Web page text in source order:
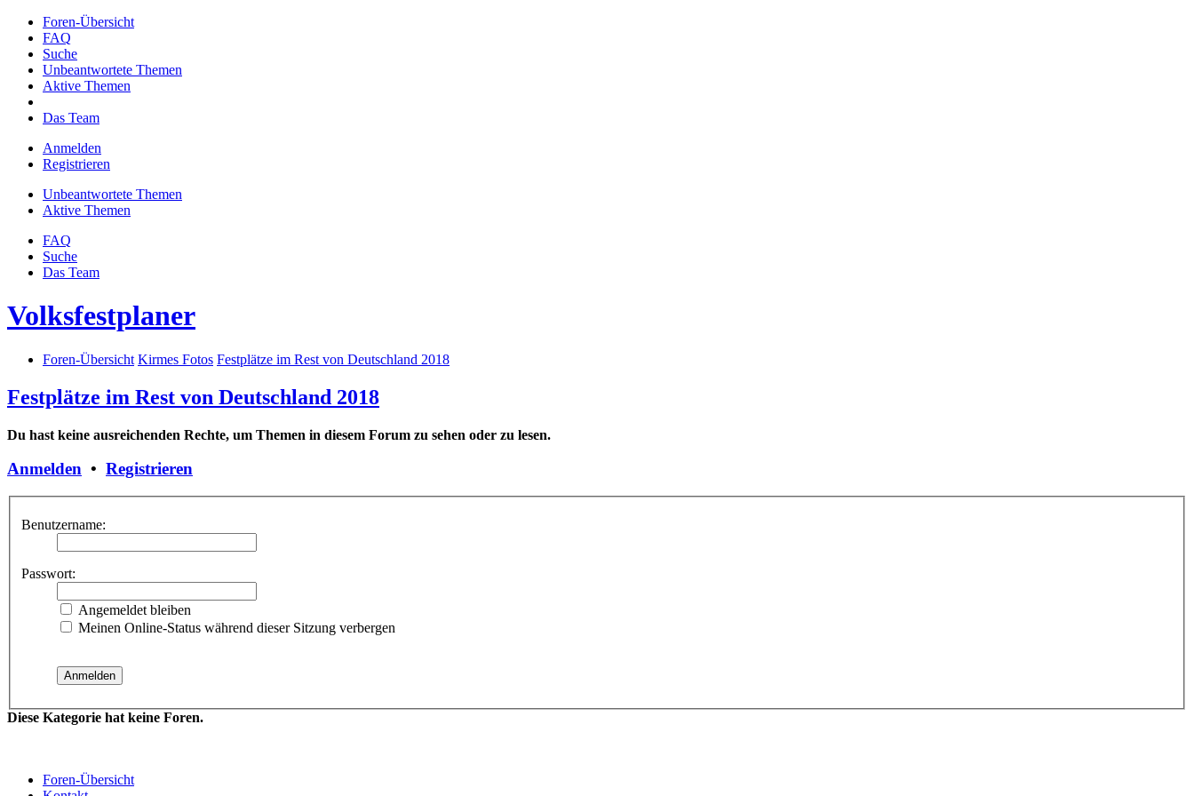
Foren-Übersicht
FAQ
Suche
Unbeantwortete Themen
Aktive Themen
Das Team
Anmelden
Registrieren
Unbeantwortete Themen
Aktive Themen
FAQ
Suche
Das Team
Volksfestplaner
Foren-Übersicht Kirmes Fotos Festplätze im Rest von Deutschland 2018
Festplätze im Rest von Deutschland 2018
Du hast keine ausreichenden Rechte, um Themen in diesem Forum zu sehen oder zu lesen.
Anmelden • Registrieren
Benutzername:
Passwort:
Angemeldet bleiben
Meinen Online-Status während dieser Sitzung verbergen
Diese Kategorie hat keine Foren.
Foren-Übersicht